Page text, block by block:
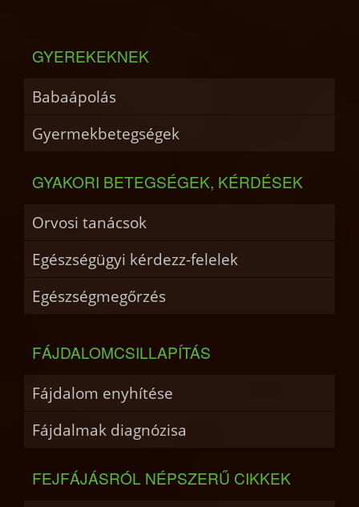
GYEREKEKNEK
Babaápolás
Gyermekbetegségek
GYAKORI BETEGSÉGEK, KÉRDÉSEK
Orvosi tanácsok
Egészségügyi kérdezz-felelek
Egészségmegőrzés
FÁJDALOMCSILLAPÍTÁS
Fájdalom enyhítése
Fájdalmak diagnózisa
FEJFÁJÁSRÓL NÉPSZERŰ CIKKEK